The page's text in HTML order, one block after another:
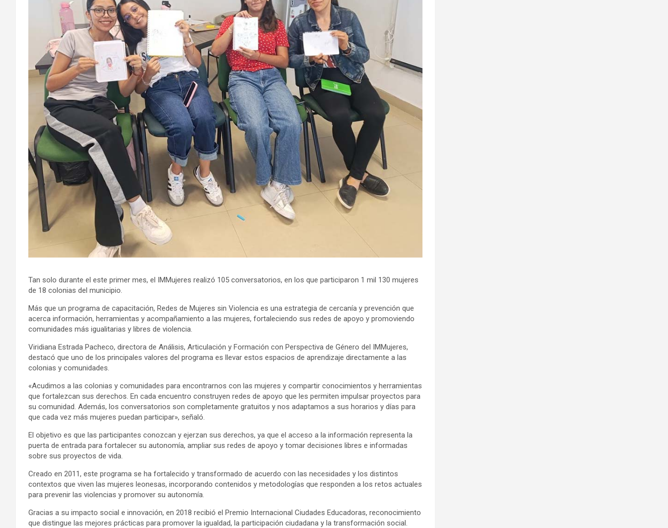
Tan solo durante el este primer mes, el IMMujeres realizó 105 conversatorios, en los que participaron 1 mil 130 mujeres
de 18 colonias del municipio.
Más que un programa de capacitación, Redes de Mujeres sin Violencia es una estrategia de cercanía y prevención que
acerca información, herramientas y acompañamiento a las mujeres, fortaleciendo sus redes de apoyo y promoviendo
comunidades más igualitarias y libres de violencia.
Viridiana Estrada Pacheco, directora de Análisis, Articulación y Formación con Perspectiva de Género del IMMujeres,
destacó que uno de los principales valores del programa es llevar estos espacios de aprendizaje directamente a las
colonias y comunidades.
«Acudimos a las colonias y comunidades para encontrarnos con las mujeres y compartir conocimientos y herramientas
que fortalezcan sus derechos. En cada encuentro construyen redes de apoyo que les permiten impulsar proyectos para
su comunidad. Además, los conversatorios son completamente gratuitos y nos adaptamos a sus horarios y días para
que cada vez más mujeres puedan participar», señaló.
El objetivo es que las participantes conozcan y ejerzan sus derechos, ya que el acceso a la información representa la
puerta de entrada para fortalecer su autonomía, ampliar sus redes de apoyo y tomar decisiones libres e informadas
sobre sus proyectos de vida.
Creado en 2011, este programa se ha fortalecido y transformado de acuerdo con las necesidades y los distintos
contextos que viven las mujeres leonesas, incorporando contenidos y metodologías que responden a los retos actuales
para prevenir las violencias y promover su autonomía.
Gracias a su impacto social e innovación, en 2018 recibió el Premio Internacional Ciudades Educadoras, reconocimiento
que distingue las mejores prácticas para promover la igualdad, la participación ciudadana y la transformación social.